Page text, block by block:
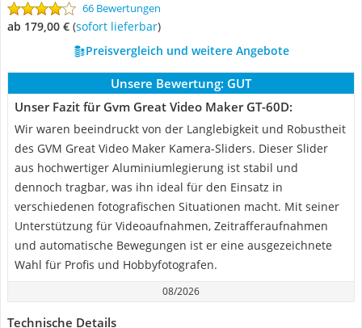
66 Bewertungen
ab 179,00 € ( Sofort lieferbar)
Preisvergleich und weitere Angebote
Unsere Bewertung: GUT
Unser Fazit für Gvm Great Video Maker GT-60D:
Wir waren beeindruckt von der Langlebigkeit und Robustheit
des GVM Great Video Maker Kamera-Sliders. Dieser Slider
aus hochwertiger Aluminiumlegierung ist stabil und
dennoch tragbar, was ihn ideal für den Einsatz in
verschiedenen fotografischen Situationen macht. Mit seiner
Unterstützung für Videoaufnahmen, Zeitrafferaufnahmen
und automatische Bewegungen ist er eine ausgezeichnete
Wahl für Profis und Hobbyfotografen.
08/2026
Technische Details